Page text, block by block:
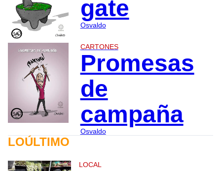
gate
Osvaldo
CARTONES
Promesas
de
campaña
Osvaldo
LOÚLTIMO
LOCAL